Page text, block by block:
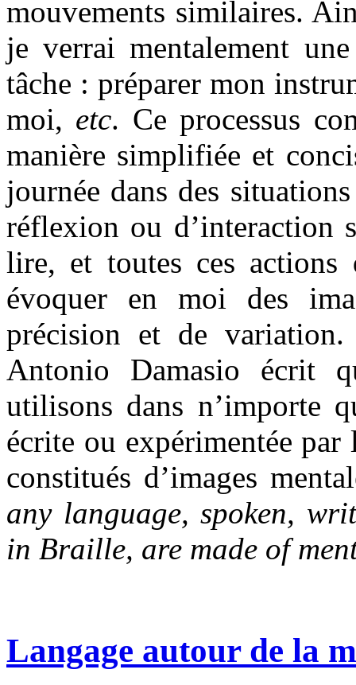
mouvements similaires.
je verrai mentalement
tâche : préparer mon
moi, etc. Ce processus
manière simplifiée et
journée dans des
réflexion ou d’interaction
lire, et toutes ces actions
évoquer en moi des
précision et de variation.
Antonio Damasio écrit
utilisons dans n’importe
écrite ou expérimentée
constitués d’images
any language, spoken,
in Braille, are made of
Langage autour de la